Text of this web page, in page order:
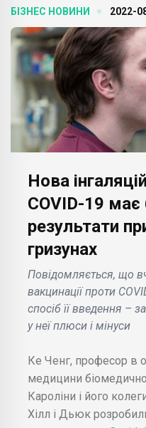
БІЗНЕС НОВИНИ 2022-
Нова
COVID-19 має
результати
гризунах
Повідомляється, що
вакцинації проти
спосіб її введення –
у неї плюси і мінуси
Ке Ченг, професор в
медицини
Кароліни і його
Хілл і Дьюк